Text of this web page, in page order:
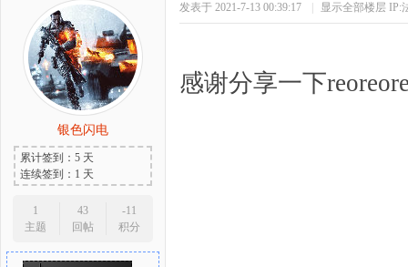
银色闪电
累计签到：5 天
连续签到：1 天
1
主题
43
回帖
-11
积分
发表于 2021-7-13 00:39:17 显示全部楼层 IP:
感谢分享一下